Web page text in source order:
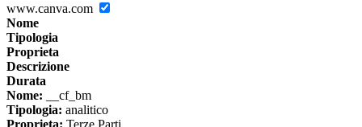
www.canva.com
Nome
Tipologia
Proprieta
Descrizione
Durata
Nome: __cf_bm
Tipologia: analitico
Proprieta: Terze Parti